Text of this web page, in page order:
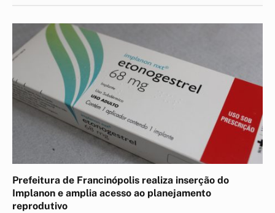
Prefeitura de Francinópolis realiza inserção do
Implanon e amplia acesso ao planejamento
reprodutivo